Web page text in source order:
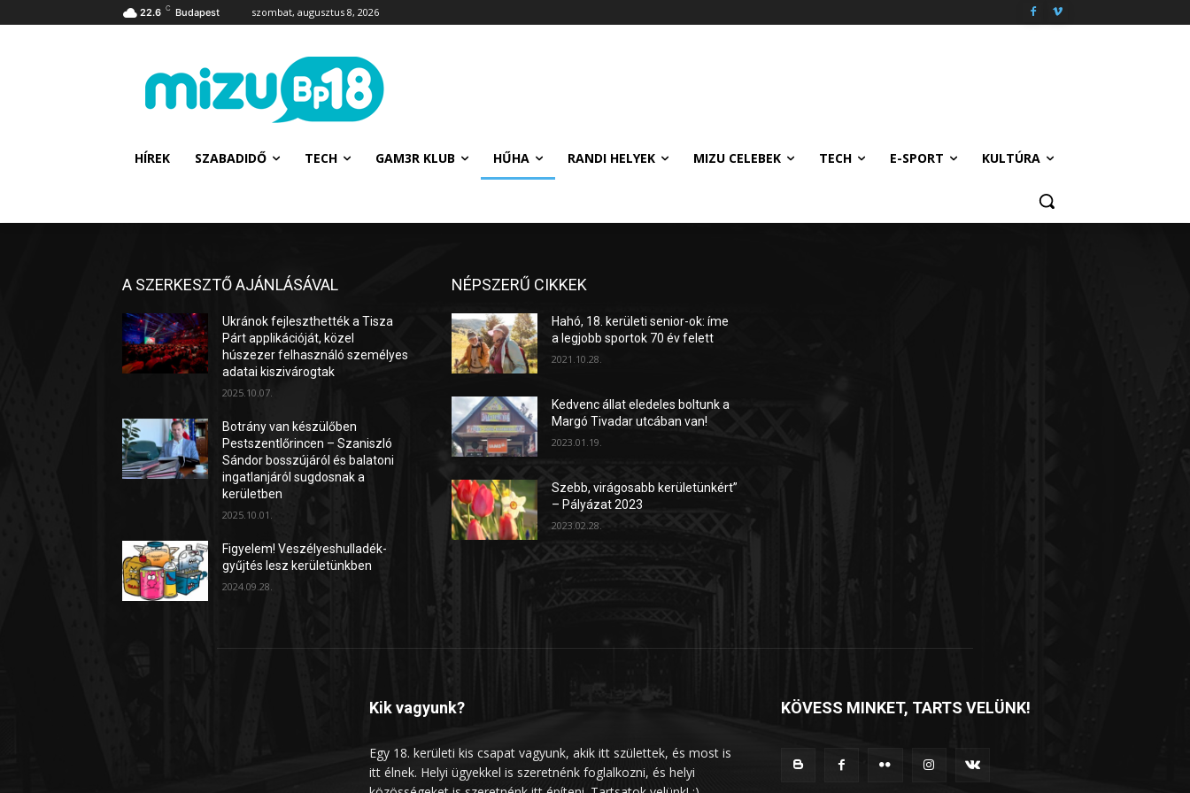
22.6 C Budapest szombat, augusztus 8, 2026
HÍREK SZABADIDŐ TECH GAM3R KLUB HŰHA RANDI HELYEK MIZU CELEBEK TECH E-SPORT KULTÚRA
A SZERKESZTŐ AJÁNLÁSÁVAL
Ukránok fejleszthették a Tisza
Párt applikációját, közel
húszezer felhasználó személyes
adatai kiszivárogtak
2025.10.07.
Botrány van készülőben
Pestszentlőrincen – Szaniszló
Sándor bosszújáról és balatoni
ingatlanjáról sugdosnak a
kerületben
2025.10.01.
Figyelem! Veszélyeshulladék-
gyűjtés lesz kerületünkben
2024.09.28.
NÉPSZERŰ CIKKEK
Hahó, 18. kerületi senior-ok: íme
a legjobb sportok 70 év felett
2021.10.28.
Kedvenc állat eledeles boltunk a
Margó Tivadar utcában van!
2023.01.19.
Szebb, virágosabb kerületünkért”
– Pályázat 2023
2023.02.28.
Kik vagyunk?
Egy 18. kerületi kis csapat vagyunk, akik itt születtek, és most is
itt élnek. Helyi ügyekkel is szeretnénk foglalkozni, és helyi
KÖVESS MINKET, TARTS VELÜNK!